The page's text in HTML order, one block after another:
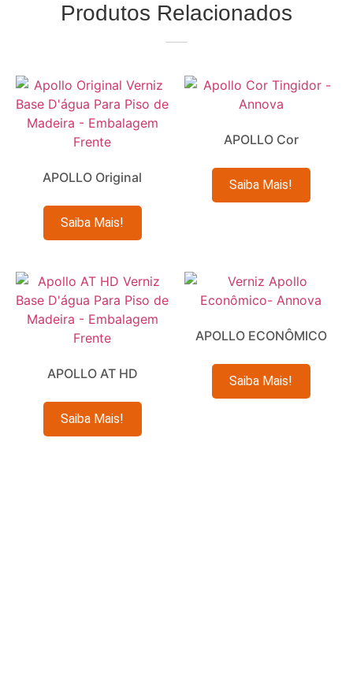
Produtos Relacionados
APOLLO Original
Leia mais
APOLLO Cor
Leia mais
APOLLO AT HD
Leia mais
APOLLO ECONÔMICO
Leia mais